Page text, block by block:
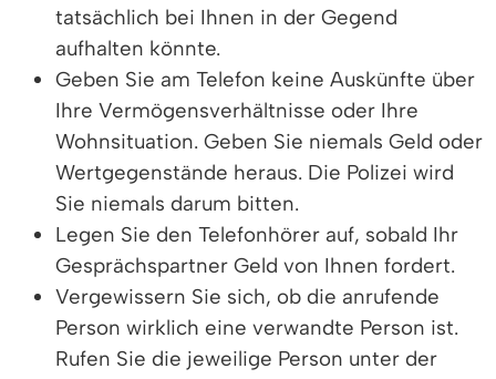
tatsächlich bei Ihnen in der Gegend
aufhalten könnte.
Geben Sie am Telefon keine Auskünfte über
Ihre Vermögensverhältnisse oder Ihre
Wohnsituation. Geben Sie niemals Geld oder
Wertgegenstände heraus. Die Polizei wird
Sie niemals darum bitten.
Legen Sie den Telefonhörer auf, sobald Ihr
Gesprächspartner Geld von Ihnen fordert.
Vergewissern Sie sich, ob die anrufende
Person wirklich eine verwandte Person ist.
Rufen Sie die jeweilige Person unter der